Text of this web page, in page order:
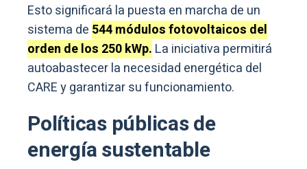
Esto significará la puesta en marcha de un
sistema de 544 módulos fotovoltaicos del
orden de los 250 kWp. La iniciativa permitirá
autoabastecer la necesidad energética del
CARE y garantizar su funcionamiento.
Políticas públicas de
energía sustentable